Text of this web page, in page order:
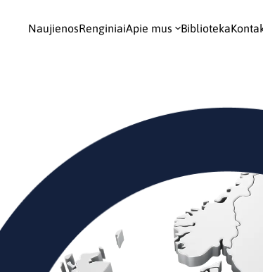
NaujienosRenginiaiApie mus Biblioteka